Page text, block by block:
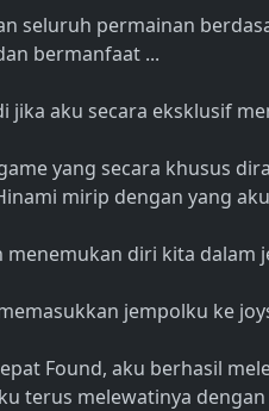
seluruh permainan
bermanfaat ...
jika aku secara eksklusif
yang secara khusus
mirip dengan yang
menemukan diri kita
jempolku ke
Found, aku berhasil
terus melewatinya